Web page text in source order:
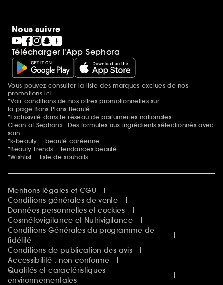
Nous suivre
Télécharger l’App Sephora
Mentions additionnelles
Vous pouvez consulter la liste des marques exclues de nos
promotionsici.
*Voir conditions de nos offres promotionnelles sur
la page Bons Plans Beauté.
*Exclusivité dans le réseau de parfumeries nationales.
Clean at Sephora : Des formules aux ingrédients sélectionnés avec
soin
*k-beauty = beauté coréenne
*Beauty Trends = tendances beauté
*Wishlist = liste de souhaits
Mentions légales et CGU
Conditions générales de vente
Données personnelles et cookies
Cosmétovigilance et Nutrivigilance
Conditions Générales du programme de
fidélité
Conditions de publication des avis
Accessibilité : non conforme
Qualités et caractéristiques
environnementales